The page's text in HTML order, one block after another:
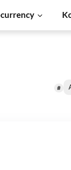
#